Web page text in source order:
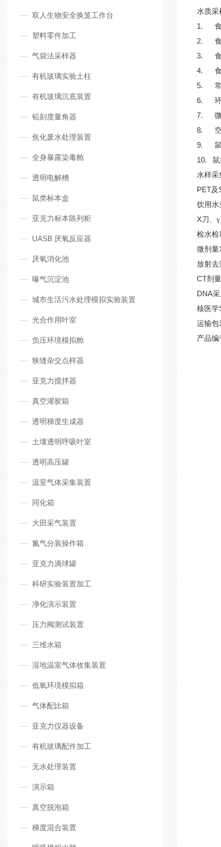
双人生物安全换笼工作台
塑料零件加工
气袋法采样器
有机玻璃实验土柱
有机玻璃沉底装置
铅刻度量角器
焦化废水处理装置
全身暴露染毒舱
透明电解槽
鼠类标本盒
亚克力标本陈列柜
UASB 厌氧反应器
厌氧消化池
曝气沉淀池
城市生活污水处理模拟实验装置
光合作用叶室
负压环境模拟舱
狭缝杂交点样器
亚克力搅拌器
真空灌胶箱
透明梯度生成器
土壤透明呼吸叶室
透明高压罐
温室气体采集装置
同化箱
大田采气装置
氮气分装操作箱
亚克力滴球罐
科研实验装置加工
净化演示装置
压力阀测试装置
三维水箱
湿地温室气体收集装置
低氧环境模拟箱
气体配比箱
亚克力仪器设备
有机玻璃配件加工
无水处理装置
演示箱
真空脱泡箱
梯度混合装置
水质
1.
2.
3.
4.
5.
6.
7.
8.
9.
10.
水样
PET及
饮用水
X刀、
检水检
微剂量
放射
CT剂
DNA
核医学
运输包
产品编